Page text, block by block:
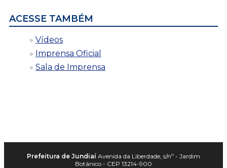
ACESSE TAMBÉM
Vídeos
Imprensa Oficial
Sala de Imprensa
Prefeitura de Jundiaí Avenida da Liberdade, s/nº - Jardim
Botânico - CEP 13214-900